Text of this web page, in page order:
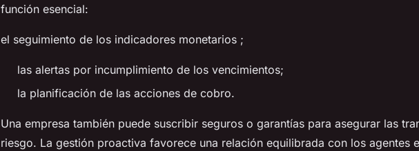
función esencial:
el seguimiento de los indicadores monetarios ;
las alertas por incumplimiento de los vencimientos;
la planificación de las acciones de cobro.
Una empresa también puede suscribir seguros o garantías para asegurar las
riesgo. La gestión proactiva favorece una relación equilibrada con los agentes